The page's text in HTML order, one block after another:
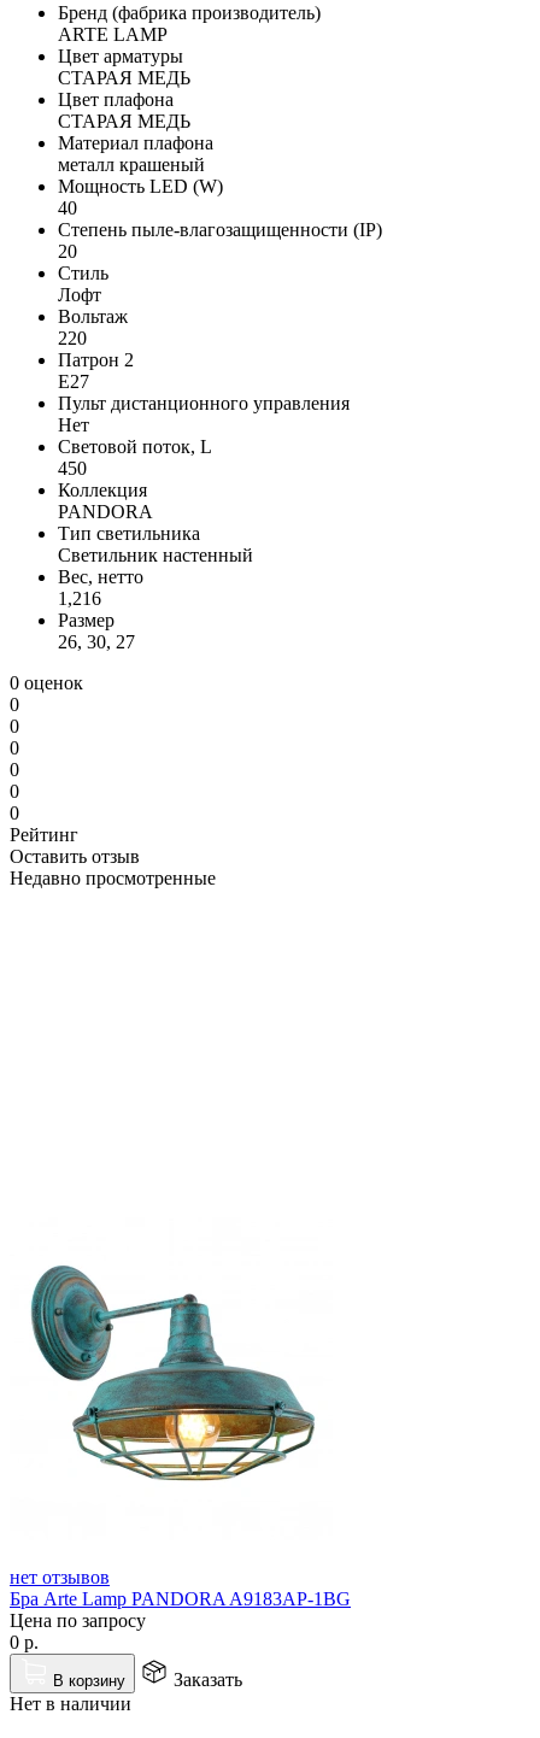
Бренд (фабрика производитель)
ARTE LAMP
Цвет арматуры
СТАРАЯ МЕДЬ
Цвет плафона
СТАРАЯ МЕДЬ
Материал плафона
металл крашеный
Мощность LED (W)
40
Степень пыле-влагозащищенности (IP)
20
Стиль
Лофт
Вольтаж
220
Патрон 2
E27
Пульт дистанционного управления
Нет
Световой поток, L
450
Коллекция
PANDORA
Тип светильника
Светильник настенный
Вес, нетто
1,216
Размер
26, 30, 27
0 оценок
0
0
0
0
0
0
Рейтинг
Оставить отзыв
Недавно просмотренные
нет отзывов
Бра Arte Lamp PANDORA A9183AP-1BG
Цена по запросу
0 р.
В корзину
Заказать
Нет в наличии